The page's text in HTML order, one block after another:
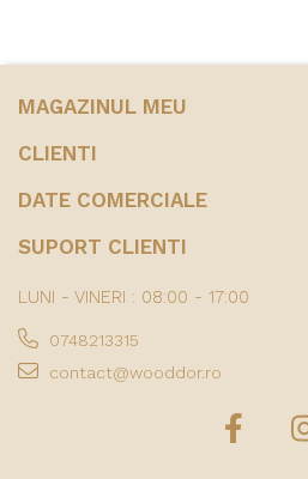
MAGAZINUL MEU
CLIENTI
DATE COMERCIALE
SUPORT CLIENTI
LUNI - VINERI : 08:00 - 17:00
0748213315
contact@wooddor.ro